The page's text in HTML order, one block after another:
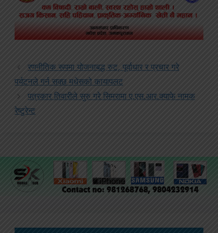
रणनीतिक रूपमा योजनाबद्ध रुट, पूर्वाधार र प्रचार गरे
पर्यटनले गर्न सक्छ मधेसको कायापलट
पत्रकार तिवारीले सुरु गरे सिमरामा ए.एस.आर.क्याफे नामक
रेष्टुरेन्ट